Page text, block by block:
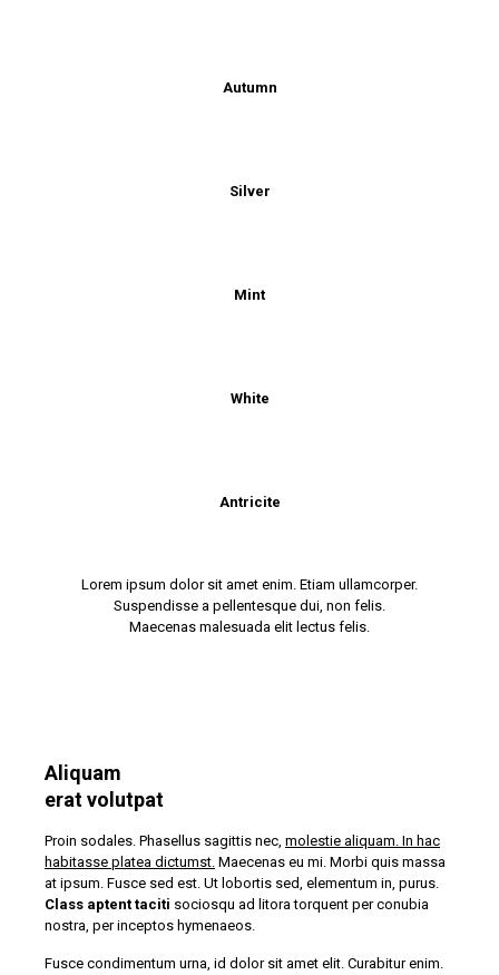
Autumn
Silver
Mint
White
Antricite
Lorem ipsum dolor sit amet enim. Etiam ullamcorper.
Suspendisse a pellentesque dui, non felis.
Maecenas malesuada elit lectus felis.
Aliquam
erat volutpat
Proin sodales. Phasellus sagittis nec, molestie aliquam. In hac
habitasse platea dictumst. Maecenas eu mi. Morbi quis massa
at ipsum. Fusce sed est. Ut lobortis sed, elementum in, purus.
Class aptent taciti sociosqu ad litora torquent per conubia
nostra, per inceptos hymenaeos.
Fusce condimentum urna, id dolor sit amet elit. Curabitur enim.